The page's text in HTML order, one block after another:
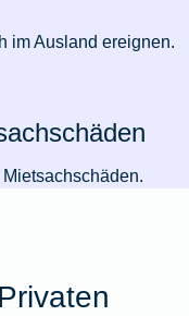
im Ausland ereignen.